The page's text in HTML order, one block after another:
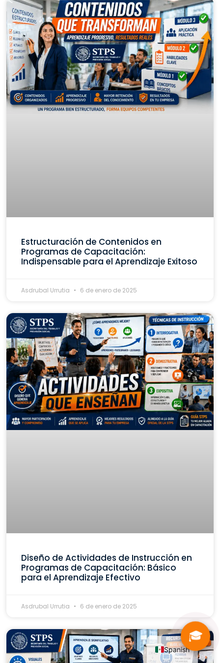
Estructuración de Contenidos en
Programas de Capacitación:
Indispensable para el Aprendizaje Exitoso
Asdrubal Urrutia 6 de enero de 2025
Diseño de Actividades de Instrucción en
Programas de Capacitación: Básico
para el Aprendizaje Efectivo
Asdrubal Urrutia 6 de enero de 2025
🎓
Spanish